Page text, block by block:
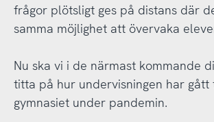
frågor plötsligt ges på distans där
samma möjlighet att övervaka
Nu ska vi i de närmast kommande
titta på hur undervisningen har gått
gymnasiet under pandemin.